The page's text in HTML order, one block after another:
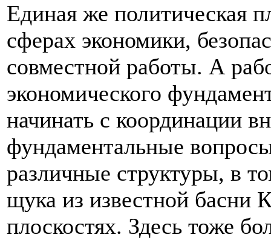
Единая же политическая
сферах экономики,
совместной работы. А
экономического
начинать с координации
фундаментальные
различные структуры, в
щука из известной басни
плоскостях. Здесь тоже